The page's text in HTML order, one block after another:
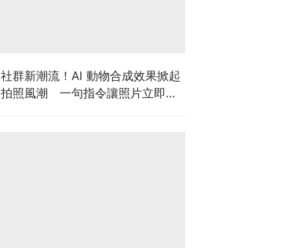
社群新潮流！AI 動物合成效果掀起
拍照風潮 一句指令讓照片立即升